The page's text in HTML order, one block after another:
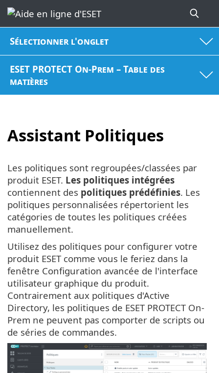
Sélectionner l'onglet
ESET PROTECT On-Prem – Table des
matières
Assistant Politiques
Les politiques sont regroupées/classées par
produit ESET. Les politiques intégrées
contiennent des politiques prédéfinies. Les
politiques personnalisées répertorient les
catégories de toutes les politiques créées
manuellement.
Utilisez des politiques pour configurer votre
produit ESET comme vous le feriez dans la
fenêtre Configuration avancée de l'interface
utilisateur graphique du produit.
Contrairement aux politiques d'Active
Directory, les politiques de ESET PROTECT On-
Prem ne peuvent pas comporter de scripts ou
de séries de commandes.